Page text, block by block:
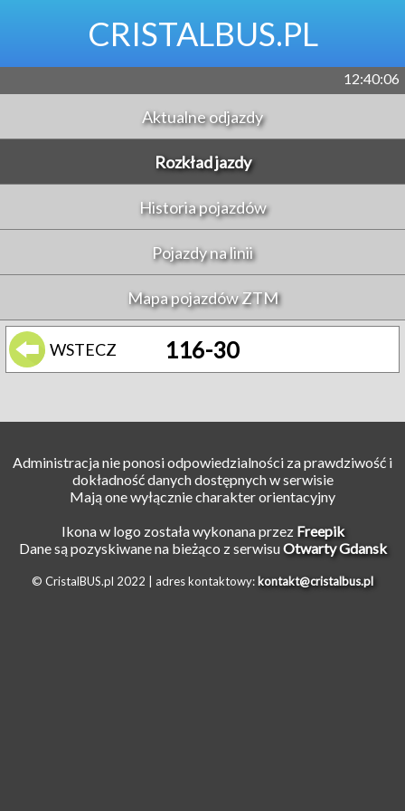
CRISTALBUS.PL
12:40:06
Aktualne odjazdy
Rozkład jazdy
Historia pojazdów
Pojazdy na linii
Mapa pojazdów ZTM
WSTECZ 116-30
Administracja nie ponosi odpowiedzialności za prawdziwość i
dokładność danych dostępnych w serwisie
Mają one wyłącznie charakter orientacyjny
Ikona w logo została wykonana przez Freepik
Dane są pozyskiwane na bieżąco z serwisuOtwarty Gdansk
© CristalBUS.pl 2022 | adres kontaktowy: kontakt@cristalbus.pl